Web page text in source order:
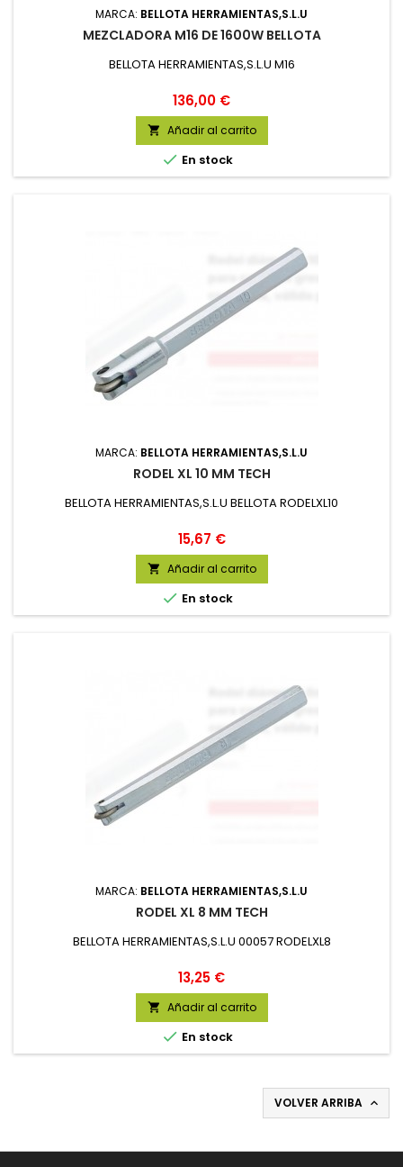
MARCA: BELLOTA HERRAMIENTAS,S.L.U
MEZCLADORA M16 DE 1600W BELLOTA
BELLOTA HERRAMIENTAS,S.L.U M16
Precio
136,00 €
 Añadir al carrito
 En stock
MARCA: BELLOTA HERRAMIENTAS,S.L.U
RODEL XL 10 MM TECH
BELLOTA HERRAMIENTAS,S.L.U BELLOTA RODELXL10
Precio
15,67 €
 Añadir al carrito
 En stock
MARCA: BELLOTA HERRAMIENTAS,S.L.U
RODEL XL 8 MM TECH
BELLOTA HERRAMIENTAS,S.L.U 00057 RODELXL8
Precio
13,25 €
 Añadir al carrito
 En stock
VOLVER ARRIBA 